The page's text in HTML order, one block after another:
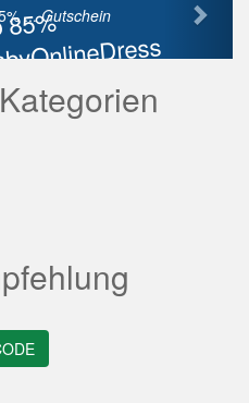
85%
...Gutschein